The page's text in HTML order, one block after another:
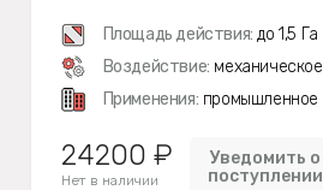
Площадь действия: до 1,5 Га
Воздействие: механическое
Применения: промышленное
24200 ₽
Нет в наличии
Уведомить о
поступлении